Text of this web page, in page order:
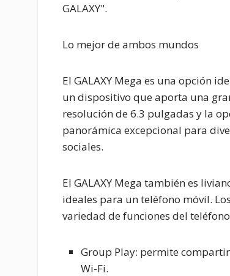
GALAXY".
Lo mejor de ambos mundos
El GALAXY Mega es una opción
un dispositivo que aporta una
resolución de 6.3 pulgadas y la
panorámica excepcional para
sociales.
El GALAXY Mega también es
ideales para un teléfono móvil.
variedad de funciones del
Group Play: permite
Wi-Fi.